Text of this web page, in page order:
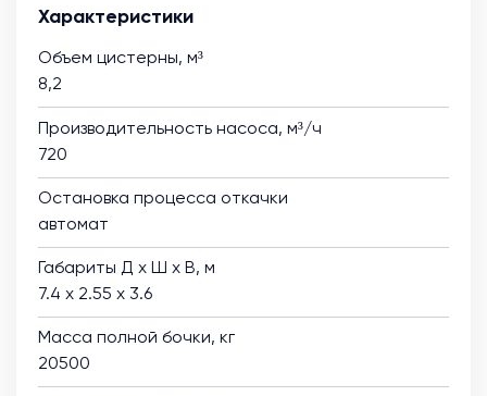
Характеристики
Объем цистерны, м³
8,2
Производительность насоса, м³/ч
720
Остановка процесса откачки
автомат
Габариты Д х Ш х В, м
7.4 х 2.55 х 3.6
Масса полной бочки, кг
20500